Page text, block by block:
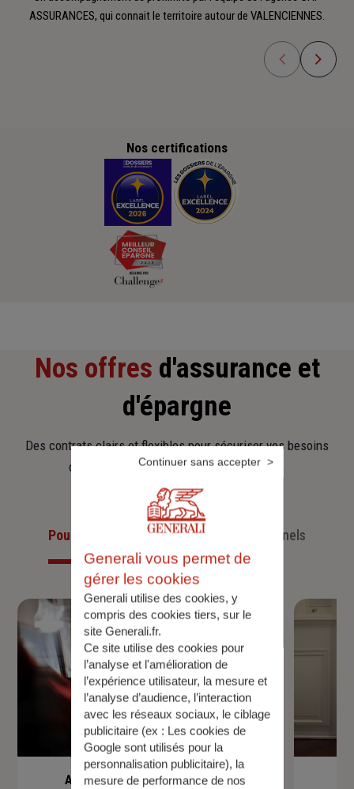
ASSURANCES, qui connait le territoire autour de VALENCIENNES.
Nos certifications
Nos offres d'assurance et
d'épargne
Des contrats clairs et flexibles pour sécuriser vos besoins
d’aujourd’hui et anticiper ceux de demain.
Pour les particuliersPour les professionnels
Assurance de prêt immobilier
Generali vous permet de
gérer les cookies
Generali utilise des cookies, y
compris des cookies tiers, sur le
site Generali.fr.
Ce site utilise des cookies pour
l’analyse et l'amélioration de
l’expérience utilisateur, la mesure et
l’analyse d’audience, l’interaction
avec les réseaux sociaux, le ciblage
publicitaire (ex : Les cookies de
Google sont utilisés pour la
personnalisation publicitaire), la
mesure de performance de nos
Continuer sans accepter